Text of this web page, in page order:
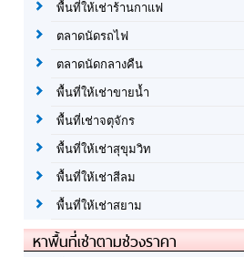
พื้นที่ให้เช่าร้านกาแฟ
ตลาดนัดรถไฟ
ตลาดนัดกลางคืน
พื้นที่ให้เช่าขายน้ำ
พื้นที่เช่าจตุจักร
พื้นที่ให้เช่าสุขุมวิท
พื้นที่ให้เช่าสีลม
พื้นที่ให้เช่าสยาม
หาพื้นที่เช่าตามช่วงราคา